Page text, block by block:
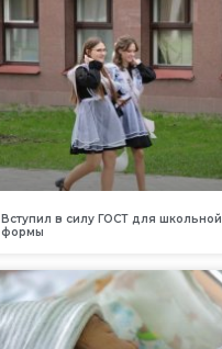
Вступил в силу ГОСТ для школьной
формы